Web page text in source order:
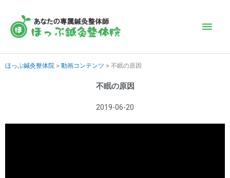
キ
ッほっぷ鍼灸整体院 > 動画コンテンツ > 不眠の原因
不眠の原因
2019-06-20